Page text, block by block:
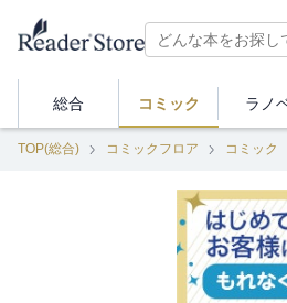
総合 コミック ラノ
TOP(総合) コミックフロア コミック